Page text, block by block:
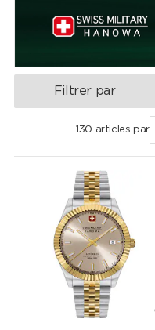
Filtrer par
130 articles par